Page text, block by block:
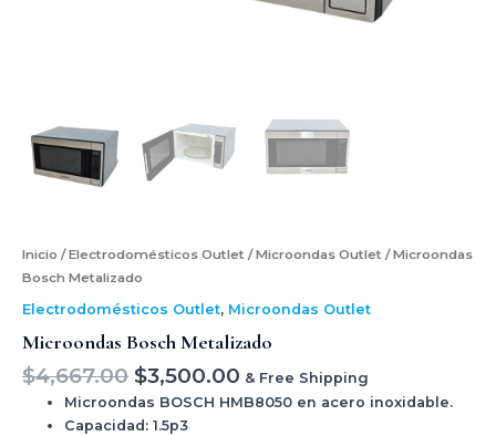
Inicio /Electrodomésticos Outlet /Microondas Outlet / Microondas
Bosch Metalizado
Electrodomésticos Outlet, Microondas Outlet
Microondas Bosch Metalizado
$4,667.00 $3,500.00 & Free Shipping
Microondas BOSCH HMB8050 en acero inoxidable.
Capacidad: 1.5p3